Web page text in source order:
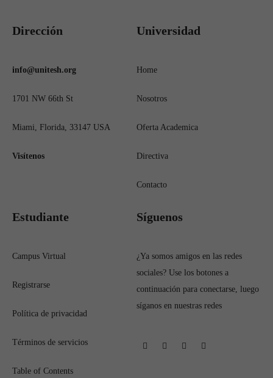
Dirección
info@unitesh.org
1701 NW 66th St
Miami, Florida, 33147 USA
Visítenos
Universidad
Home
Nosotros
Oferta Academica
Directiva
Contacto
Estudiante
Campus Virtual
Registrarse
Política de privacidad
Términos de servicios
Table of Contents
Síguenos
¿Ya somos amigos en las redes
sociales? Use los botones a
continuación para conectarse, luego
síganos en nuestras redes